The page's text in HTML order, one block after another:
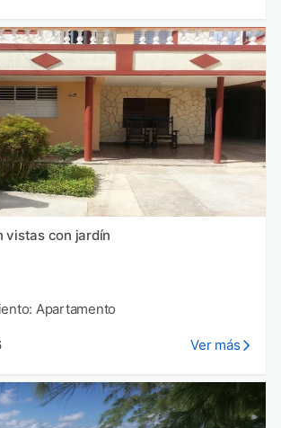
vistas con jardín
Apartamento
Ver más